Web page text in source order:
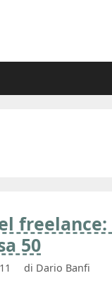
50
di Dario Banfi